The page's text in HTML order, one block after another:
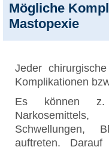
Mögliche
Mastopexie
Jeder
Komplikationen
Es können z.
Schwellungen,
auftreten.